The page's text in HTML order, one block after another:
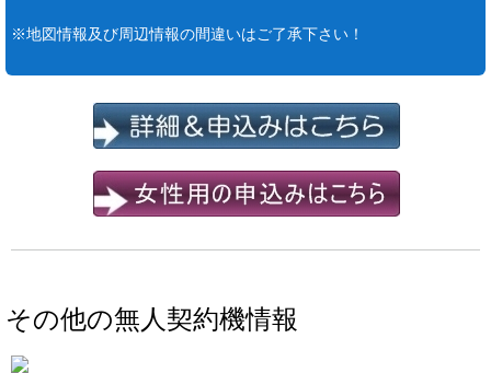
※地図情報及び周辺情報の間違いはご了承下さい！
その他の無人契約機情報